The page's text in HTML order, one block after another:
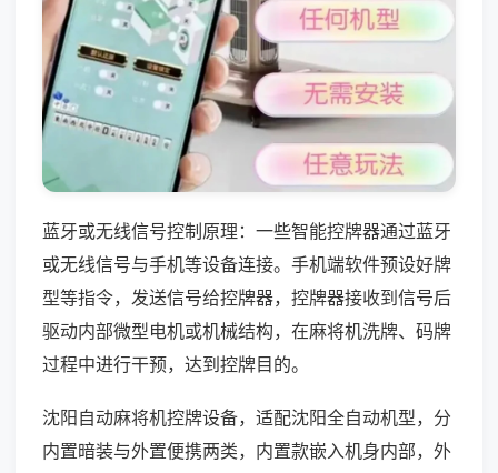
蓝牙或无线信号控制原理：一些智能控牌器通过蓝牙
或无线信号与手机等设备连接。手机端软件预设好牌
型等指令，发送信号给控牌器，控牌器接收到信号后
驱动内部微型电机或机械结构，在麻将机洗牌、码牌
过程中进行干预，达到控牌目的。
沈阳自动麻将机控牌设备，适配沈阳全自动机型，分
内置暗装与外置便携两类，内置款嵌入机身内部，外